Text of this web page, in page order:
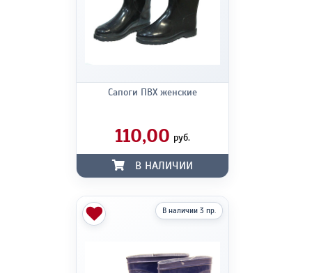
Сапоги ПВХ женские
110,00 руб.
В НАЛИЧИИ
В наличии 3 пр.